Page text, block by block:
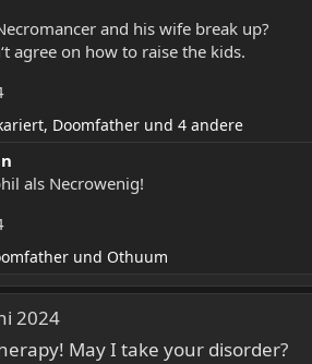
and his wife break up?
agree on how to raise the kids.
, Doomfather und 4 andere
als Necrowenig!
und Othuum
2024
May I take your disorder?